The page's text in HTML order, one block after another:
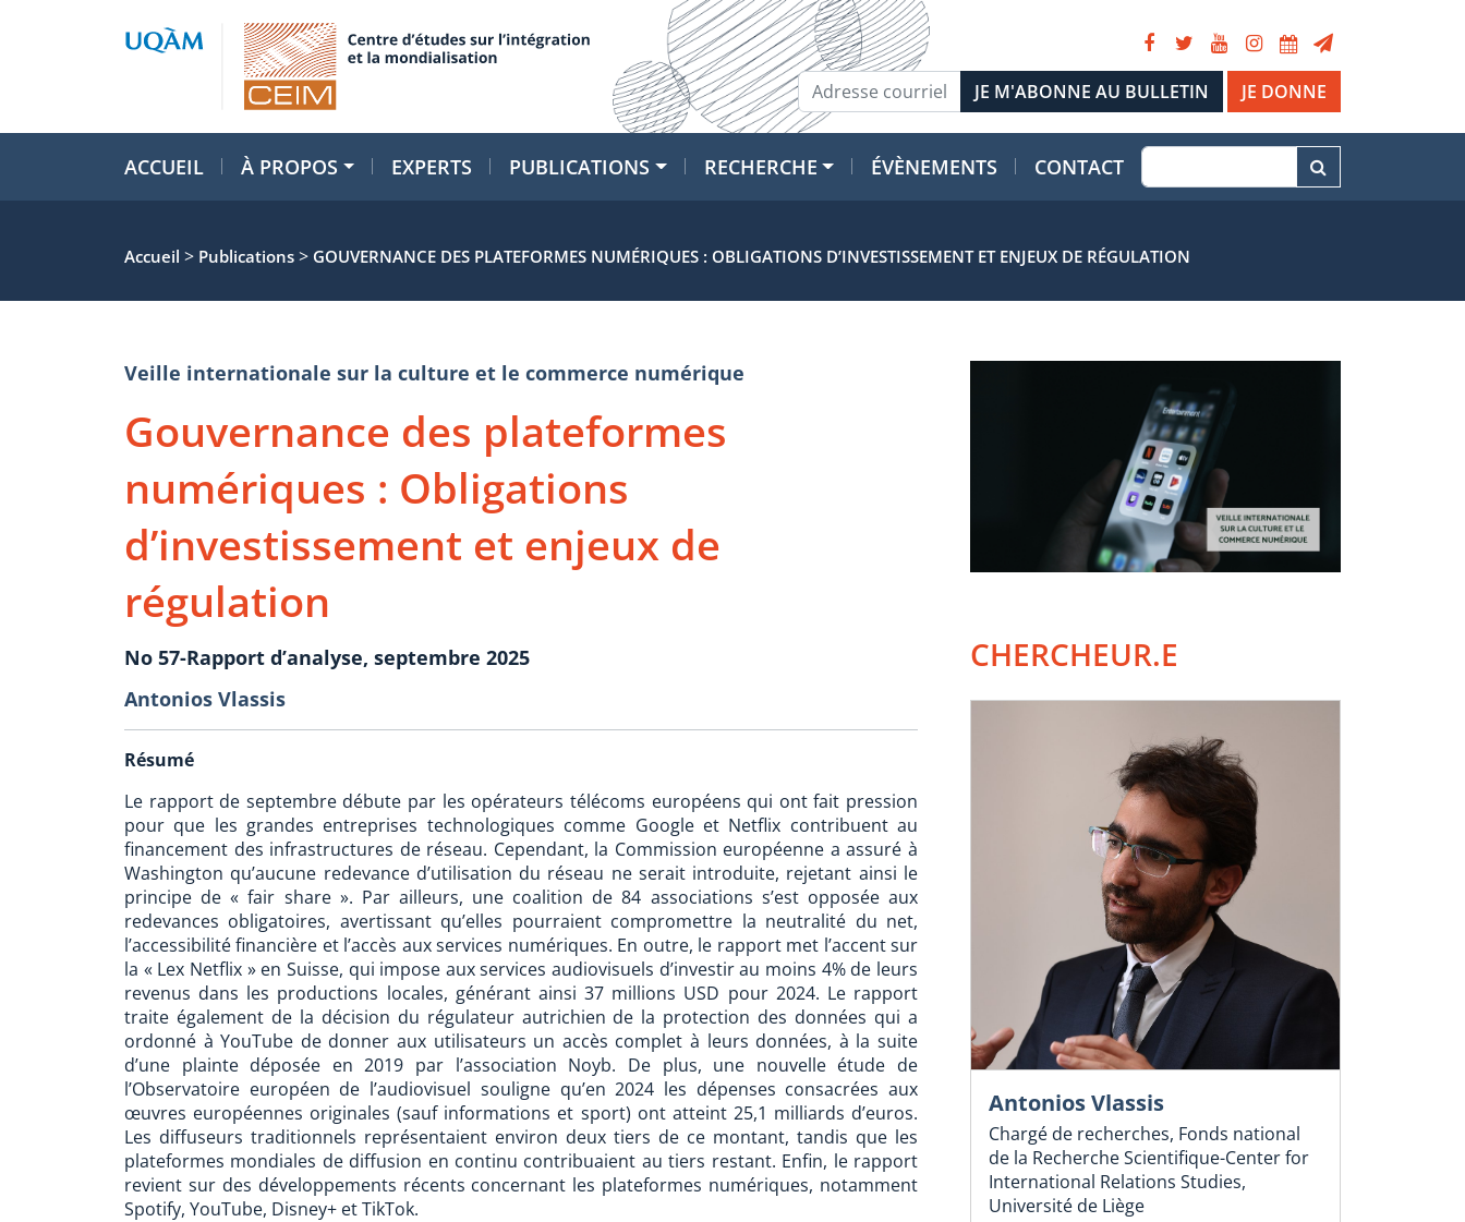
JE DONNE
ACCUEIL À PROPOS EXPERTS PUBLICATIONS RECHERCHE ÉVÈNEMENTS CONTACT
Accueil > Publications > GOUVERNANCE DES PLATEFORMES NUMÉRIQUES : OBLIGATIONS D’INVESTISSEMENT ET ENJEUX DE RÉGULATION
Veille internationale sur la culture et le commerce numérique
Gouvernance des plateformes
numériques : Obligations
d’investissement et enjeux de
régulation
No 57-Rapport d’analyse, septembre 2025
Antonios Vlassis
Résumé
Le rapport de septembre débute par les opérateurs télécoms européens qui ont fait pression
pour que les grandes entreprises technologiques comme Google et Netflix contribuent au
financement des infrastructures de réseau. Cependant, la Commission européenne a assuré à
Washington qu’aucune redevance d’utilisation du réseau ne serait introduite, rejetant ainsi le
principe de « fair share ». Par ailleurs, une coalition de 84 associations s’est opposée aux
redevances obligatoires, avertissant qu’elles pourraient compromettre la neutralité du net,
l’accessibilité financière et l’accès aux services numériques. En outre, le rapport met l’accent sur
la « Lex Netflix » en Suisse, qui impose aux services audiovisuels d’investir au moins 4% de leurs
revenus dans les productions locales, générant ainsi 37 millions USD pour 2024. Le rapport
traite également de la décision du régulateur autrichien de la protection des données qui a
ordonné à YouTube de donner aux utilisateurs un accès complet à leurs données, à la suite
d’une plainte déposée en 2019 par l’association Noyb. De plus, une nouvelle étude de
l’Observatoire européen de l’audiovisuel souligne qu’en 2024 les dépenses consacrées aux
œuvres européennes originales (sauf informations et sport) ont atteint 25,1 milliards d’euros.
Les diffuseurs traditionnels représentaient environ deux tiers de ce montant, tandis que les
plateformes mondiales de diffusion en continu contribuaient au tiers restant. Enfin, le rapport
revient sur des développements récents concernant les plateformes numériques, notamment
Spotify, YouTube, Disney+ et TikTok.
CHERCHEUR.E
Antonios Vlassis
Chargé de recherches, Fonds national
de la Recherche Scientifique-Center for
International Relations Studies,
Université de Liège